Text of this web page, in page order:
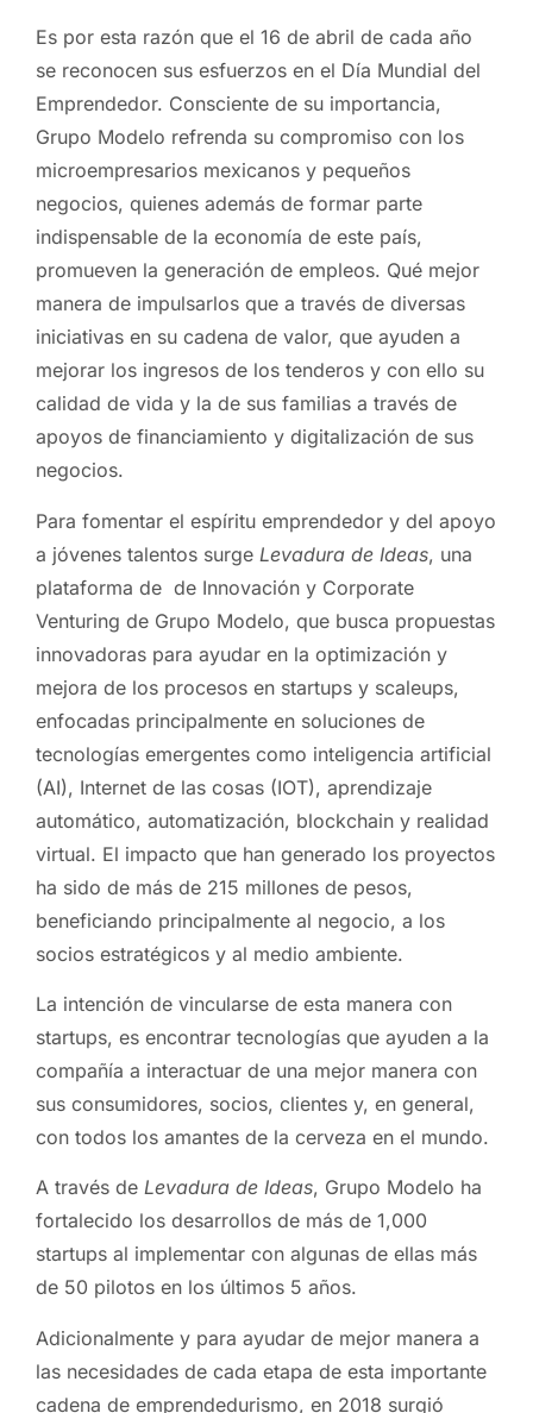
Es por esta razón que el 16 de abril de cada año
se reconocen sus esfuerzos en el Día Mundial del
Emprendedor. Consciente de su importancia,
Grupo Modelo refrenda su compromiso con los
microempresarios mexicanos y pequeños
negocios, quienes además de formar parte
indispensable de la economía de este país,
promueven la generación de empleos. Qué mejor
manera de impulsarlos que a través de diversas
iniciativas en su cadena de valor, que ayuden a
mejorar los ingresos de los tenderos y con ello su
calidad de vida y la de sus familias a través de
apoyos de financiamiento y digitalización de sus
negocios.
Para fomentar el espíritu emprendedor y del apoyo
a jóvenes talentos surge Levadura de Ideas, una
plataforma de de Innovación y Corporate
Venturing de Grupo Modelo, que busca propuestas
innovadoras para ayudar en la optimización y
mejora de los procesos en startups y scaleups,
enfocadas principalmente en soluciones de
tecnologías emergentes como inteligencia artificial
(AI), Internet de las cosas (IOT), aprendizaje
automático, automatización, blockchain y realidad
virtual. El impacto que han generado los proyectos
ha sido de más de 215 millones de pesos,
beneficiando principalmente al negocio, a los
socios estratégicos y al medio ambiente.
La intención de vincularse de esta manera con
startups, es encontrar tecnologías que ayuden a la
compañía a interactuar de una mejor manera con
sus consumidores, socios, clientes y, en general,
con todos los amantes de la cerveza en el mundo.
A través de Levadura de Ideas, Grupo Modelo ha
fortalecido los desarrollos de más de 1,000
startups al implementar con algunas de ellas más
de 50 pilotos en los últimos 5 años.
Adicionalmente y para ayudar de mejor manera a
las necesidades de cada etapa de esta importante
cadena de emprendedurismo, en 2018 surgió